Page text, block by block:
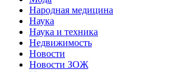
Народная медицина
Наука
Наука и техника
Недвижимость
Новости
Новости ЗОЖ